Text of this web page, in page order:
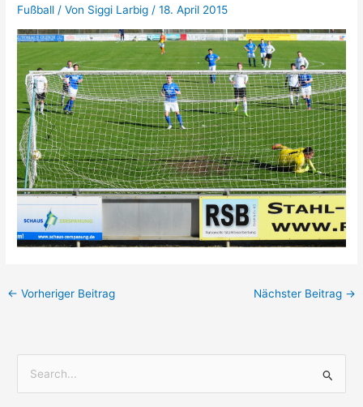
Fußball / Von Siggi Larbig /18. April 2015
← Vorheriger Beitrag Nächster Beitrag →